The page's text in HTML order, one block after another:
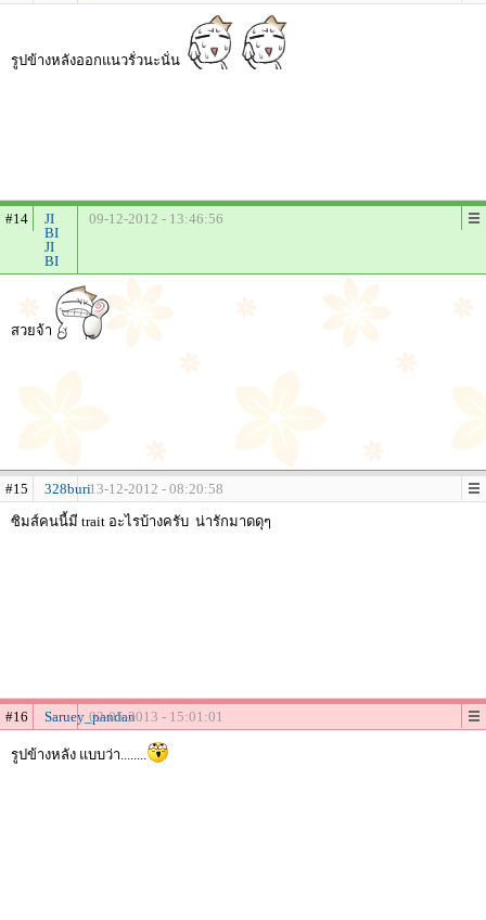
รูปข้างหลังออกแนวรั่วนะนั่น
#14
JI
BI
JI
BI
09-12-2012 - 13:46:56
สวยจ้า
#15 328buri13-12-2012 - 08:20:58
ซิมส์คนนี้มี trait อะไรบ้างครับ น่ารักมาดดุๆ
#16 Saruey_pandan02-05-2013 - 15:01:01
รูปข้างหลัง แบบว่า........